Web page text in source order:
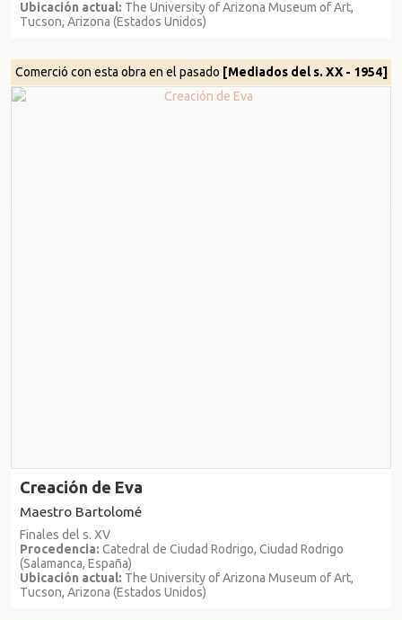
Ubicación actual: The University of Arizona Museum of Art,
Tucson, Arizona (Estados Unidos)
Comerció con esta obra en el pasado [Mediados del s. XX - 1954]
Creación de Eva
Maestro Bartolomé
Finales del s. XV
Procedencia: Catedral de Ciudad Rodrigo, Ciudad Rodrigo
(Salamanca, España)
Ubicación actual: The University of Arizona Museum of Art,
Tucson, Arizona (Estados Unidos)